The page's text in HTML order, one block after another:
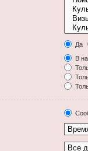
Да
В